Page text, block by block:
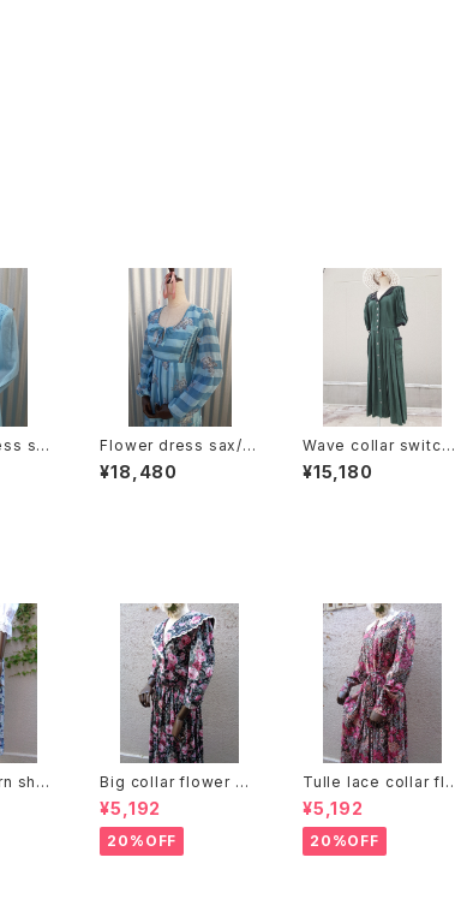
sax
フォ
クス
Flower dress sax/花
柄ワンピース サックス
¥18,480
Wave collar switchi
ng tyrolean Dress
ウェーブカラー 切り替
¥15,180
she
ルト
プリー
Big collar flower pa
ttern dress ビッグカラ
ー 花柄 ワンピース
¥5,192
20%OFF
Tulle lace collar flo
wer pattern dress
チュールレースカラー
花柄 ワンピース
¥5,192
20%OFF